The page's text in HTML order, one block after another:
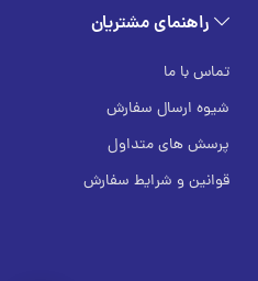
راهنمای مشتریان
تماس با ما
شیوه ارسال سفارش
پرسش های متداول
قوانین و شرایط سفارش